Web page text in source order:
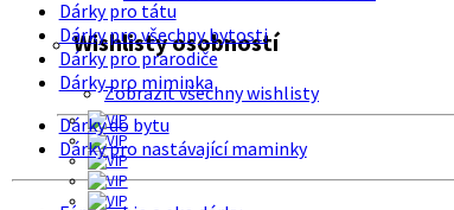
Wishlisty osobností
Zobrazit všechny wishlisty
Dárky pro tátu
Dárky pro všechny bytosti
Dárky pro prarodiče
Dárky pro miminka
Dárky do bytu
Dárky pro nastávající maminky